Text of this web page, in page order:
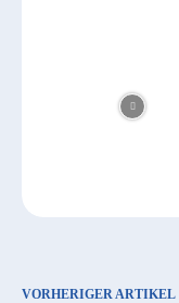
VORHERIGER ARTIKEL